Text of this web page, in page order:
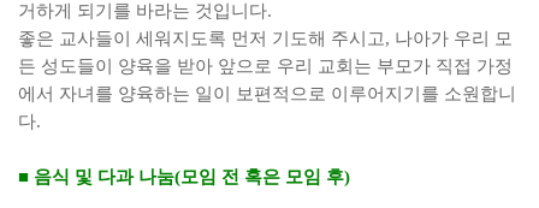
거하게 되기를 바라는 것입니다.
좋은 교사들이 세워지도록 먼저 기도해 주시고, 나아가 우리 모
든 성도들이 양육을 받아 앞으로 우리 교회는 부모가 직접 가정
에서 자녀를 양육하는 일이 보편적으로 이루어지기를 소원합니
다.
■ 음식 및 다과 나눔(모임 전 혹은 모임 후)